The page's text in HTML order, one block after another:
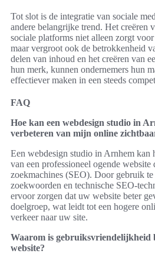
Tot slot is de integratie van sociale
andere belangrijke trend. Het creëren
sociale platforms niet alleen zorgt
maar vergroot ook de betrokkenheid
delen van inhoud en het creëren van
hun merk, kunnen ondernemers hun
effectiever maken in een steeds
FAQ
Hoe kan een webdesign studio in
verbeteren van mijn online
Een webdesign studio in Arnhem kan
van een professioneel ogende
zoekmachines (SEO). Door gebruik
zoekwoorden en technische SEO-
ervoor zorgen dat uw website beter
doelgroep, wat leidt tot een hogere
verkeer naar uw site.
Waarom is
website?